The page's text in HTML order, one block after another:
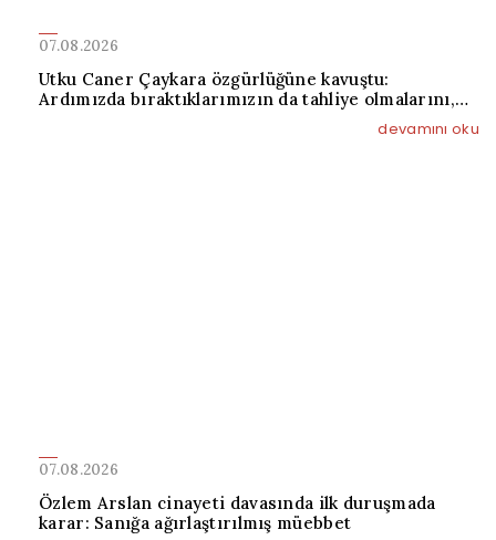
07.08.2026
Utku Caner Çaykara özgürlüğüne kavuştu:
Ardımızda bıraktıklarımızın da tahliye olmalarını,
devamını oku
07.08.2026
Özlem Arslan cinayeti davasında ilk duruşmada
karar: Sanığa ağırlaştırılmış müebbet